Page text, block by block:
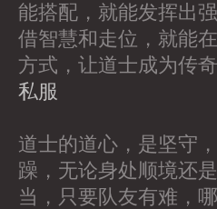
能搭配，就能发挥出
借智慧和走位，就能
方式，让道士成为传
私服
道士的道心，是坚守
躁，无论身处顺境还
当，只要队友有难，